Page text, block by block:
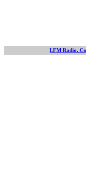
LFM Radio,